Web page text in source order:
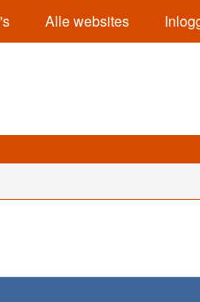
Alle websites